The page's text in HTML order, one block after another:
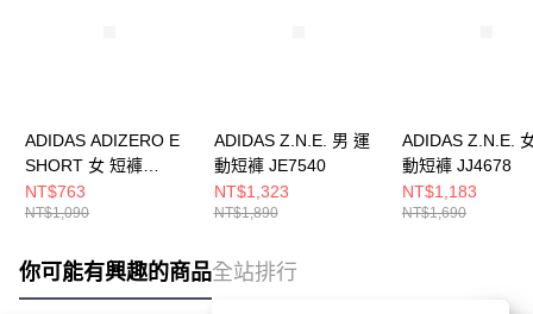
ADIDAS ADIZERO E
SHORT 女 短褲
IN8707
NT$763
NT$1,090
ADIDAS Z.N.E. 男 運
動短褲 JE7540
NT$1,323
NT$1,890
ADIDAS Z.N.E.
動短褲 JJ4678
NT$1,183
NT$1,690
你可能有興趣的商品全站排行